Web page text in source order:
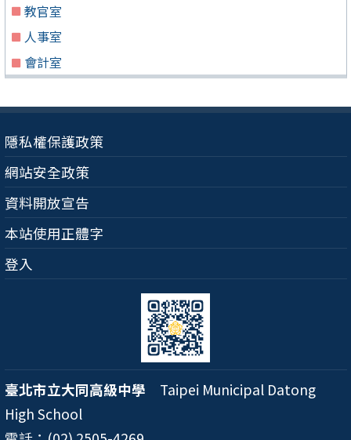
教官室
人事室
會計室
隱私權保護政策
網站安全政策
資料開放宣告
本站使用正體字
登入
臺北市立大同高級中學 Taipei Municipal Datong
High School